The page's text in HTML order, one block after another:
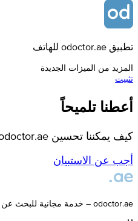
تطبيق odoctor.ae للهاتف
المزيد من الميزات الجديدة
تثبيت
أعطنا تلميحاً
كيف يمكننا تحسين odoctor.ae بالنسبة لك؟
أجب عن الاستبيان
odoctor.ae – خدمة مجانية للبحث عن طبيب وحجز موعد عبر الإنترنت